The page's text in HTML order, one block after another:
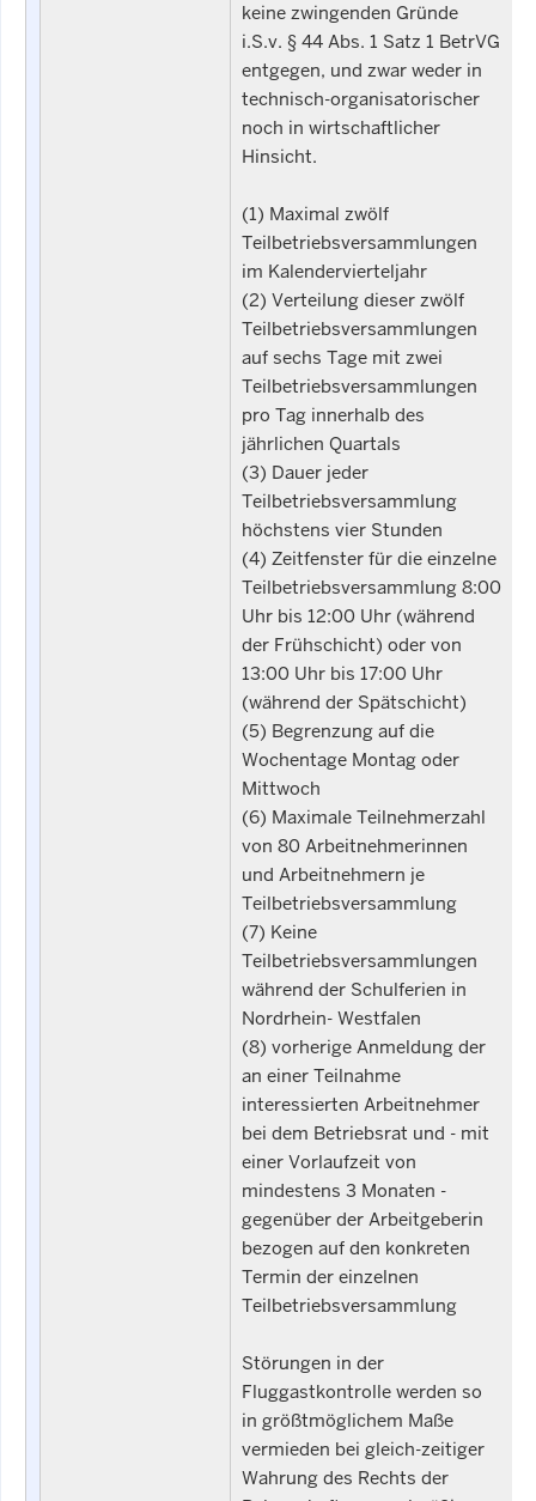
keine zwingenden Gründe
i.S.v. § 44 Abs. 1 Satz 1 BetrVG
entgegen, und zwar weder in
technisch-organisatorischer
noch in wirtschaftlicher
Hinsicht.
(1) Maximal zwölf
Teilbetriebsversammlungen
im Kalendervierteljahr
(2) Verteilung dieser zwölf
Teilbetriebsversammlungen
auf sechs Tage mit zwei
Teilbetriebsversammlungen
pro Tag innerhalb des
jährlichen Quartals
(3) Dauer jeder
Teilbetriebsversammlung
höchstens vier Stunden
(4) Zeitfenster für die einzelne
Teilbetriebsversammlung 8:00
Uhr bis 12:00 Uhr (während
der Frühschicht) oder von
13:00 Uhr bis 17:00 Uhr
(während der Spätschicht)
(5) Begrenzung auf die
Wochentage Montag oder
Mittwoch
(6) Maximale Teilnehmerzahl
von 80 Arbeitnehmerinnen
und Arbeitnehmern je
Teilbetriebsversammlung
(7) Keine
Teilbetriebsversammlungen
während der Schulferien in
Nordrhein- Westfalen
(8) vorherige Anmeldung der
an einer Teilnahme
interessierten Arbeitnehmer
bei dem Betriebsrat und - mit
einer Vorlaufzeit von
mindestens 3 Monaten -
gegenüber der Arbeitgeberin
bezogen auf den konkreten
Termin der einzelnen
Teilbetriebsversammlung
Störungen in der
Fluggastkontrolle werden so
in größtmöglichem Maße
vermieden bei gleich-zeitiger
Wahrung des Rechts der